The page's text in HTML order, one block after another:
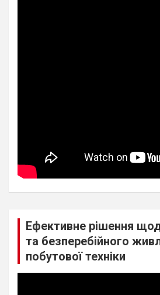
Ефективне рішення
та безперебійного
побутової техніки